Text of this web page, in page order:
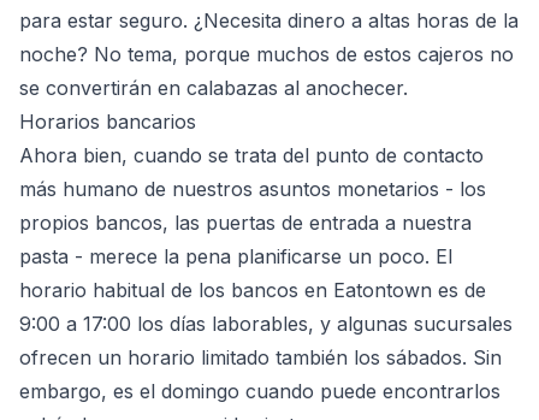
para estar seguro. ¿Necesita dinero a altas horas de la
noche? No tema, porque muchos de estos cajeros no
se convertirán en calabazas al anochecer.
Horarios bancarios
Ahora bien, cuando se trata del punto de contacto
más humano de nuestros asuntos monetarios - los
propios bancos, las puertas de entrada a nuestra
pasta - merece la pena planificarse un poco. El
horario habitual de los bancos en Eatontown es de
9:00 a 17:00 los días laborables, y algunas sucursales
ofrecen un horario limitado también los sábados. Sin
embargo, es el domingo cuando puede encontrarlos